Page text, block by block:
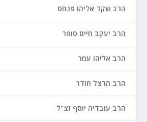
הרב שקד אליהו פנחס
הרב יעקב חיים סופר
הרב אליהו עמר
הרב הרצל חודר
הרב עובדיה יוסף זצ"ל